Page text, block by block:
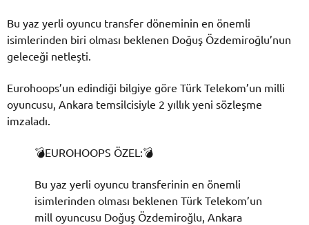
Bu yaz yerli oyuncu transfer döneminin en önemli
isimlerinden biri olması beklenen Doğuş Özdemiroğlu’nun
geleceği netleşti.
Eurohoops’un edindiği bilgiye göre Türk Telekom’un milli
oyuncusu, Ankara temsilcisiyle 2 yıllık yeni sözleşme
imzaladı.
💣EUROHOOPS ÖZEL:💣
Bu yaz yerli oyuncu transferinin en önemli
isimlerinden olması beklenen Türk Telekom’un
mill oyuncusu Doğuş Özdemiroğlu, Ankara